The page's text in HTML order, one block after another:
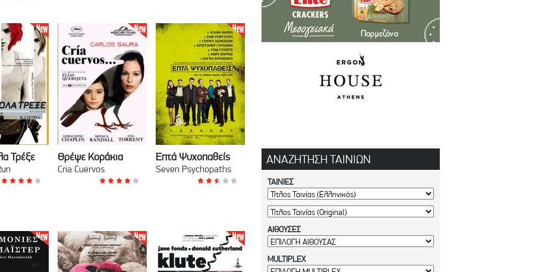
Τρέξε Θρέψε Κοράκια
Cria Cuervos
Επτά Ψυχοπαθείς
Seven Psychopaths
ΑΝΑΖΗΤΗΣΗ ΤΑΙΝΙΩΝ
ΤΑΙΝΙΕΣ
ΑΙΘΟΥΣΕΣ
MULTIPLEX